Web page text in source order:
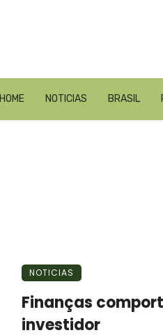
HOME NOTICIAS BRASIL
NOTICIAS
Finanças
investidor